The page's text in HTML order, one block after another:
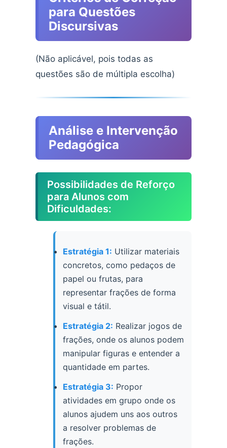
para Questões
Discursivas
(Não aplicável, pois todas as
questões são de múltipla escolha)
Análise e Intervenção
Pedagógica
Possibilidades de Reforço
para Alunos com
Dificuldades:
Estratégia 1: Utilizar materiais
concretos, como pedaços de
papel ou frutas, para
representar frações de forma
visual e tátil.
Estratégia 2: Realizar jogos de
frações, onde os alunos podem
manipular figuras e entender a
quantidade em partes.
Estratégia 3: Propor
atividades em grupo onde os
alunos ajudem uns aos outros
a resolver problemas de
frações.